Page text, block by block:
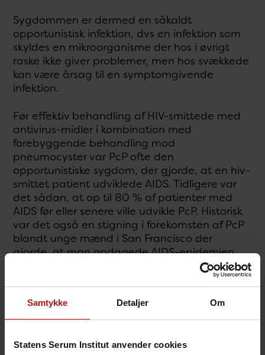
Samtykke Detaljer Om
Statens Serum Institut anvender cookies
Sygdommen er dermed en såkaldt
opportunistisk infektion, dvs en infektion som
skyldes en mikroorganisme der hos i øvrigt
raske ikke giver problemer, men hos svækkede
kan være årsag til en symptomgivende
infektion.
Før effektiv behandling af HIV-smittede med
antivirus-midler i kombination med
forebyggende behandling mod
pneumocyster var PcP ofte den
opportunistiske sygdom, der gjorde, at en hiv-
smittet patient udviklede AIDS. Tidligere var
det sådan, at op til 80 % af patienter med
AIDS før eller senere ville udvikle PcP. Historisk
var det også en stigning i forekomsten af PcP
blandt unge mænd i San Francisco der
gjorde, at man opdagede AIDS-epidemien.
Efter at forebyggende behandling er taget i
behandling, er forekomsten af PcP faldet
dramatisk.